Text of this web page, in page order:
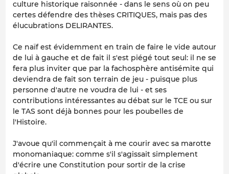
culture historique raisonnée - dans le sens où on peu
certes défendre des thèses CRITIQUES, mais pas des
élucubrations DELIRANTES.
Ce naïf est évidemment en train de faire le vide autour
de lui à gauche et de fait il s'est piégé tout seul: il ne se
fera plus inviter que par la fachosphère antisémite qui
deviendra de fait son terrain de jeu - puisque plus
personne d'autre ne voudra de lui - et ses
contributions intéressantes au débat sur le TCE ou sur
le TAS sont déjà bonnes pour les poubelles de
l'Histoire.
J'avoue qu'il commençait à me courir avec sa marotte
monomaniaque: comme s'il s'agissait simplement
d'écrire une Constitution pour sortir de la crise